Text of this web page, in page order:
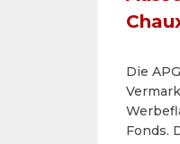
Die
Fonds.